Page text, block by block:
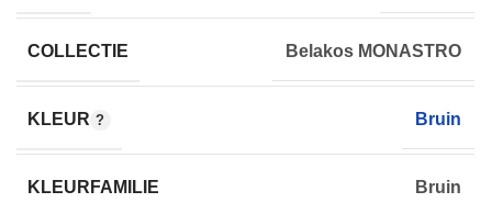
COLLECTIE Belakos MONASTRO
KLEUR Bruin
KLEURFAMILIE Bruin